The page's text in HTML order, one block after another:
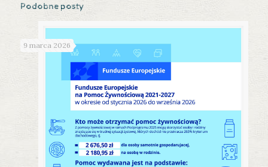
Podobne posty
9 marca 2026